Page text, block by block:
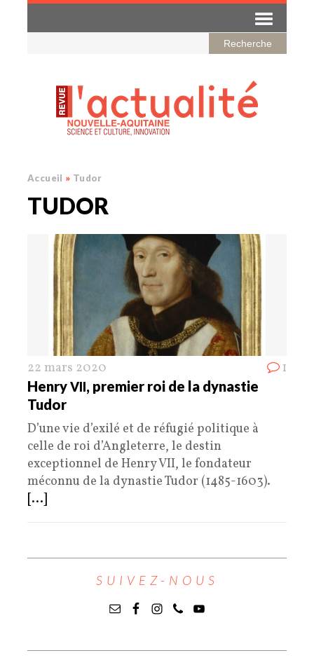
Accueil » Tudor
TUDOR
22 mars 2020 1
HenryVII, premier roi de la dynastie
Tudor
D’une vie d’exilé et de réfugié politique à
celle de roi d’Angleterre, le destin
exceptionnel de Henry VII, le fondateur
méconnu de la dynastie Tudor (1485-1603).
[...]
SUIVEZ-NOUS